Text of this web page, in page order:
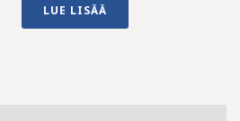
LUE LISÄÄ